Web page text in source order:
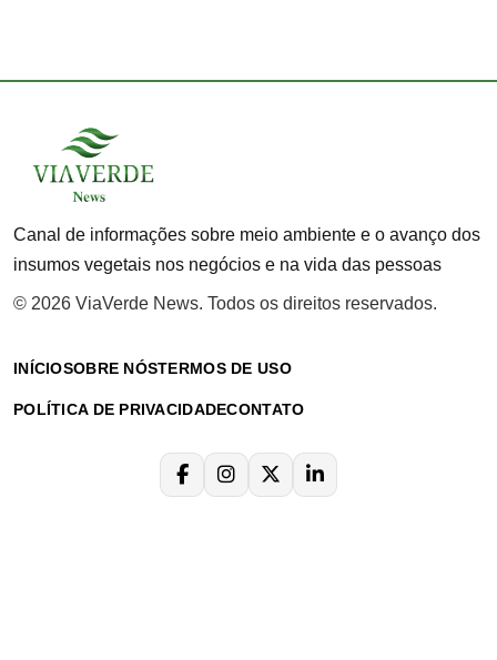
Canal de informações sobre meio ambiente e o avanço dos
insumos vegetais nos negócios e na vida das pessoas
© 2026 ViaVerde News. Todos os direitos reservados.
INÍCIOSOBRE NÓSTERMOS DE USO
POLÍTICA DE PRIVACIDADECONTATO